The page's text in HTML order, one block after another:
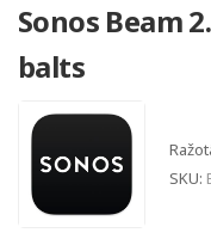
Sonos Beam
balts
SKU: